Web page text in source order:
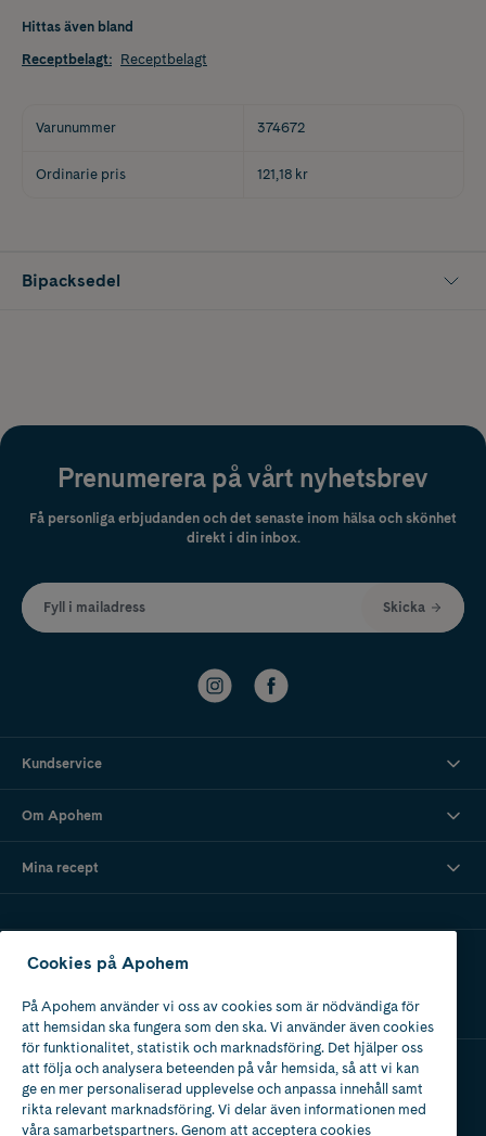
Hittas även bland
Receptbelagt: Receptbelagt
Varunummer 374672
Ordinarie pris 121,18 kr
Bipacksedel
Prenumerera på vårt nyhetsbrev
Få personliga erbjudanden och det senaste inom hälsa och skönhet
direkt i din inbox.
Fyll i mailadress Skicka
Kundservice
Om Apohem
Mina recept
Ladda ner vår app
Apotek med tillstånd
av Läkemedelsverket
Cookies på Apohem
På Apohem använder vi oss av cookies som är nödvändiga för
att hemsidan ska fungera som den ska. Vi använder även cookies
för funktionalitet, statistik och marknadsföring. Det hjälper oss
att följa och analysera beteenden på vår hemsida, så att vi kan
ge en mer personaliserad upplevelse och anpassa innehåll samt
rikta relevant marknadsföring. Vi delar även informationen med
våra samarbetspartners. Genom att acceptera cookies